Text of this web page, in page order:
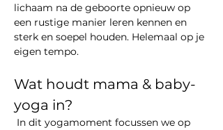
lichaam na de geboorte opnieuw op
een rustige manier leren kennen en
sterk en soepel houden. Helemaal op je
eigen tempo.
Wat houdt mama & baby-
yoga in?
In dit yogamoment focussen we op